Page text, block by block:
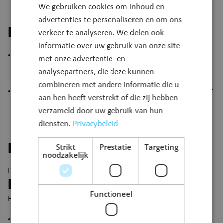
appartementen? Dan is een appartements- of
busnummer voor elk appartement verplicht.​
Procedure
Neem voor vragen of onduidelijkheden contact op met
de dienst Burgerzaken via het ​webformulier of maak een
Heb je een officieel document nodig waar je huisnummer
in wordt bevestigd, vraag dan een uittreksel uit het
bevolkingsregister
aan.
Kostprijs
Deze dienstverlening is gratis.
Bijkomende informatie
Een correct, zichtbaar nummer is belangrijk voor:
We gebruiken cookies om inhoud en
advertenties te personaliseren en om ons
verkeer te analyseren. We delen ook
informatie over uw gebruik van onze site
met onze advertentie- en
analysepartners, die deze kunnen
combineren met andere informatie die u
aan hen heeft verstrekt of die zij hebben
verzameld door uw gebruik van hun
diensten. Privacybeleid
Strikt
noodzakelijk
Prestatie Targeting
Functioneel